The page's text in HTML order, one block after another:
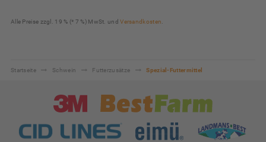
Alle Preise zzgl. 19 % (* 7 %) MwSt. undVersandkosten.
Startseite Schwein Futterzusätze Spezial-Futtermittel